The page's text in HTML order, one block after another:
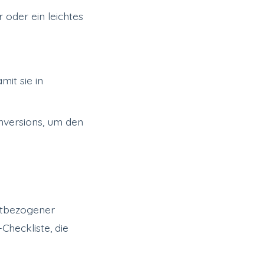
oder ein leichtes
sie in
um den
die